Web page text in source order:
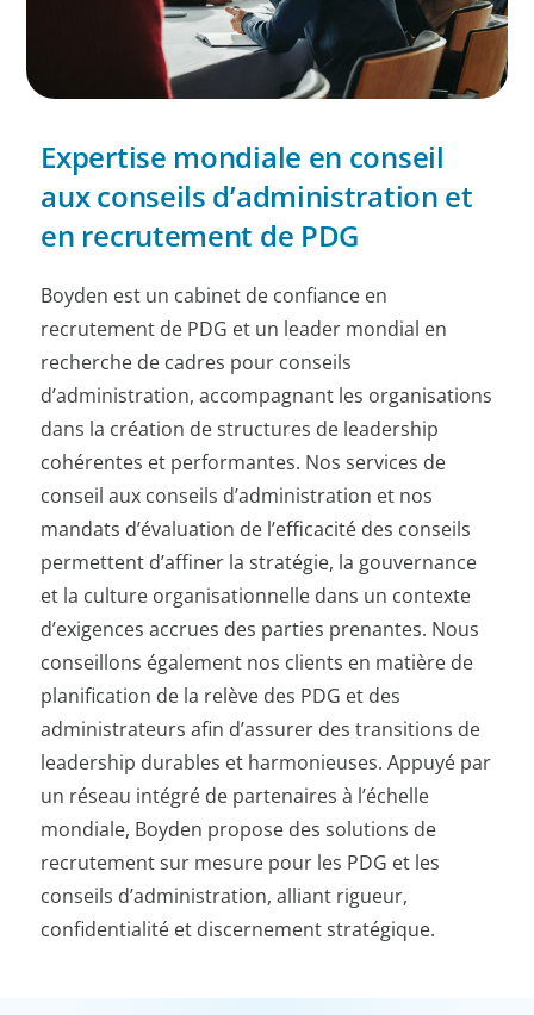
Expertise mondiale en conseil
aux conseils d’administration et
en recrutement de PDG
Boyden est un cabinet de confiance en
recrutement de PDG et un leader mondial en
recherche de cadres pour conseils
d’administration, accompagnant les organisations
dans la création de structures de leadership
cohérentes et performantes. Nos services de
conseil aux conseils d’administration et nos
mandats d’évaluation de l’efficacité des conseils
permettent d’affiner la stratégie, la gouvernance
et la culture organisationnelle dans un contexte
d’exigences accrues des parties prenantes. Nous
conseillons également nos clients en matière de
planification de la relève des PDG et des
administrateurs afin d’assurer des transitions de
leadership durables et harmonieuses. Appuyé par
un réseau intégré de partenaires à l’échelle
mondiale, Boyden propose des solutions de
recrutement sur mesure pour les PDG et les
conseils d’administration, alliant rigueur,
confidentialité et discernement stratégique.